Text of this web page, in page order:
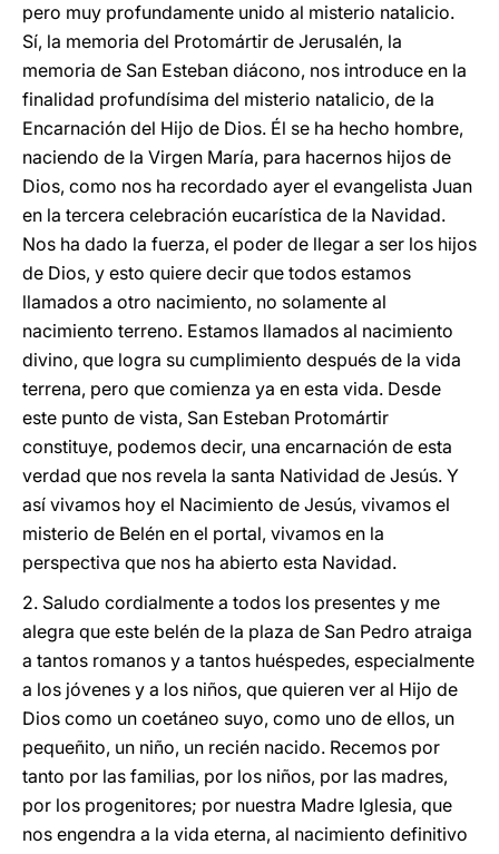
pero muy profundamente unido al misterio natalicio.
Sí, la memoria del Protomártir de Jerusalén, la
memoria de San Esteban diácono, nos introduce en la
finalidad profundísima del misterio natalicio, de la
Encarnación del Hijo de Dios. Él se ha hecho hombre,
naciendo de la Virgen María, para hacernos hijos de
Dios, como nos ha recordado ayer el evangelista Juan
en la tercera celebración eucarística de la Navidad.
Nos ha dado la fuerza, el poder de llegar a ser los hijos
de Dios, y esto quiere decir que todos estamos
llamados a otro nacimiento, no solamente al
nacimiento terreno. Estamos llamados al nacimiento
divino, que logra su cumplimiento después de la vida
terrena, pero que comienza ya en esta vida. Desde
este punto de vista, San Esteban Protomártir
constituye, podemos decir, una encarnación de esta
verdad que nos revela la santa Natividad de Jesús. Y
así vivamos hoy el Nacimiento de Jesús, vivamos el
misterio de Belén en el portal, vivamos en la
perspectiva que nos ha abierto esta Navidad.
2. Saludo cordialmente a todos los presentes y me
alegra que este belén de la plaza de San Pedro atraiga
a tantos romanos y a tantos huéspedes, especialmente
a los jóvenes y a los niños, que quieren ver al Hijo de
Dios como un coetáneo suyo, como uno de ellos, un
pequeñito, un niño, un recién nacido. Recemos por
tanto por las familias, por los niños, por las madres,
por los progenitores; por nuestra Madre Iglesia, que
nos engendra a la vida eterna, al nacimiento definitivo